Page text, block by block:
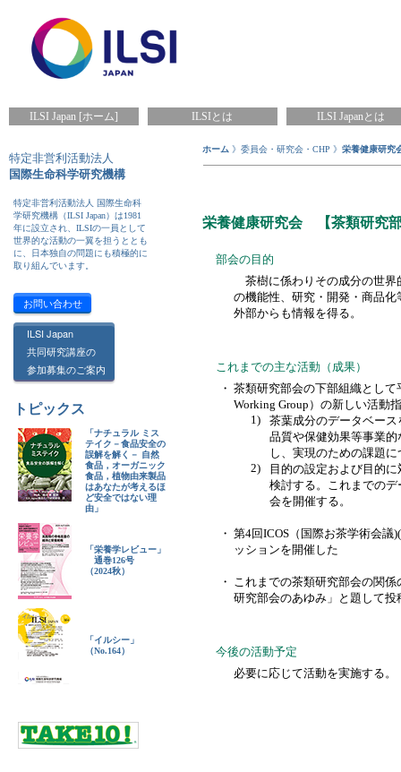
ILSI Japan [ホーム] ILSIとは ILSI Japanとは
特定非営利活動法人
国際生命科学研究機構
特定非営利活動法人 国際生命科
学研究機構（ILSI Japan）は1981
年に設立され、ILSIの一員として
世界的な活動の一翼を担うととも
に、日本独自の問題にも積極的に
取り組んでいます。
お問い合わせ
ILSI Japan
共同研究講座の
参加募集のご案内
トピックス
「ナチュラル ミス
テイク－食品安全の
誤解を解く－ 自然
食品，オーガニック
食品，植物由来製品
はあなたが考えるほ
ど安全ではない理
由」
「栄養学レビュー」
通巻126号
（2024秋）
「イルシー」
（No.164）
ホーム 》委員会・研究会・CHP 》栄養健康研究
栄養健康研究会 【茶類研究
部会の目的
茶樹に係わりその成分の世界
の機能性、研究・開発・商品
外部からも情報を得る。
これまでの主な活動（成果）
・ 茶類研究部会の下部組織として
Working Group）の新しい活動
1)
茶葉成分のデータベー
品質や保健効果等事業
し、実現のための課題
2)
目的の設定および目的
検討する。これまでの
会を開催する。
・ 第4回ICOS（国際お茶学術会議
ッションを開催した
・ これまでの茶類研究部会の関
研究部会のあゆみ」と題して
今後の活動予定
必要に応じて活動を実施する。